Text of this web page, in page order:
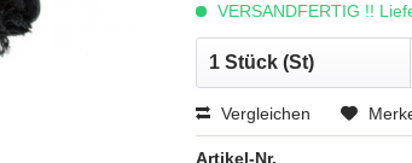
VERSANDFERTIG !!
Vergleichen
Artikel-Nr.